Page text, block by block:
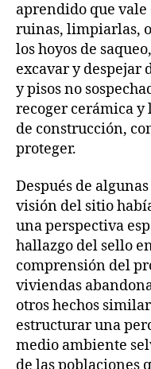
aprendido que vale
ruinas, limpiarlas,
los hoyos de
excavar y despejar
y pisos no
recoger cerámica
de construcción,
proteger.
Después de
visión del sitio
una perspectiva
hallazgo del sello
comprensión del
viviendas
otros hechos
estructurar una
medio ambiente